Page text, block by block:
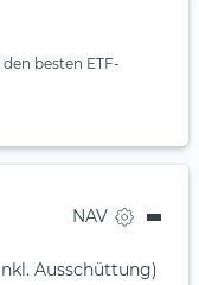
besten ETF-
NAV
Ausschüttung)